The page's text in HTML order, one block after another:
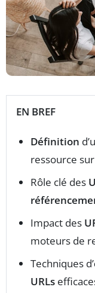
EN BREF
Définition
ressource
Rôle clé des
Impact des
moteurs de
Techniques d’
URLs